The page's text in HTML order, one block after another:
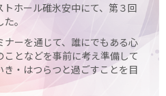
ホール碓氷安中にて、第３回
。
ナーを通じて、誰にでもある心
となどを事前に考え準備して
・はつらつと過ごすことを目